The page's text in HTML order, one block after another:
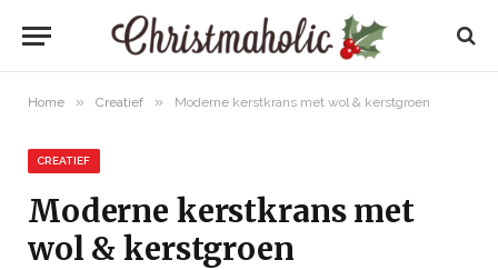
Home » Creatief » Moderne kerstkrans met wol & kerstgroen
CREATIEF
Moderne kerstkrans met
wol & kerstgroen